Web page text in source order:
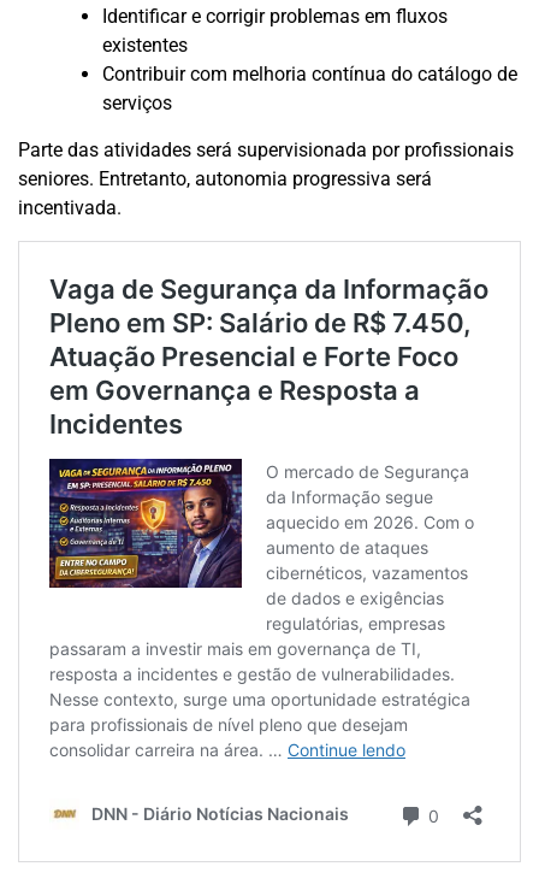
Identificar e corrigir problemas em fluxos
existentes
Contribuir com melhoria contínua do catálogo de
serviços
Parte das atividades será supervisionada por profissionais
seniores. Entretanto, autonomia progressiva será
incentivada.